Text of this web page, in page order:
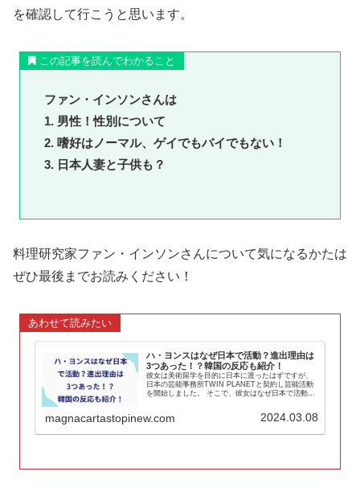
を確認して行こうと思います。
この記事を読んでわかること
ファン・インソンさんは
1. 男性！性別について
2. 嗜好はノーマル、ゲイでもバイでもない！
3. 日本人妻と子供も？
料理研究家ファン・インソンさんについて気になるかたは
ぜひ最後までお読みください！
あわせて読みたい
ハ・ヨンスはなぜ日本で活動？進出理由は
3つあった！？韓国の反応も紹介！
彼女は美術留学を目的に日本に渡ったはずですが、
日本の芸能事務所TWIN PLANETと契約し芸能活動
を開始しました。 そこで、彼女はなぜ日本で活動を
magnacartastopinew.com 2024.03.08